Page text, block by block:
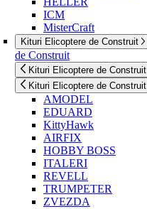
ICM
MisterCraft
Kituri Elicoptere de Construit
de Construit
Kituri Elicoptere de Construit
Kituri Elicoptere de Construit
AMODEL
EDUARD
KittyHawk
AIRFIX
HOBBY BOSS
ITALERI
REVELL
TRUMPETER
ZVEZDA